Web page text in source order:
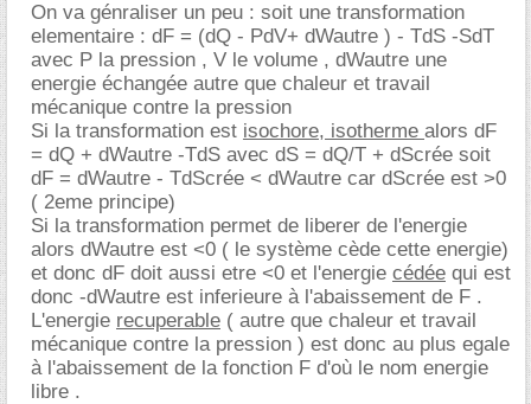
On va génraliser un peu : soit une transformation
elementaire : dF = (dQ - PdV+ dWautre ) - TdS -SdT
avec P la pression , V le volume , dWautre une
energie échangée autre que chaleur et travail
mécanique contre la pression
Si la transformation est isochore, isotherme alors dF
= dQ + dWautre -TdS avec dS = dQ/T + dScrée soit
dF = dWautre - TdScrée < dWautre car dScrée est >0
( 2eme principe)
Si la transformation permet de liberer de l'energie
alors dWautre est <0 ( le système cède cette energie)
et donc dF doit aussi etre <0 et l'energie cédée qui est
donc -dWautre est inferieure à l'abaissement de F .
L'energie recuperable ( autre que chaleur et travail
mécanique contre la pression ) est donc au plus egale
à l'abaissement de la fonction F d'où le nom energie
libre .